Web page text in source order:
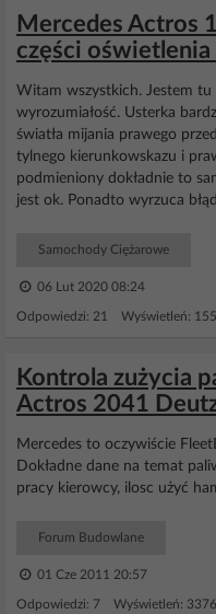
Mercedes Actros
części
Witam wszystkich. Jestem
wyrozumiałość. Usterka
światła mijania prawego
tylnego kierunkowskazu i
podmieniony dokładnie to
jest ok. Ponadto wyrzuca
Samochody Ciężarowe
06 Lut 2020 08:24
Odpowiedzi: 21 Wyświetleń:
Kontrola zużycia
Actros 2041
Mercedes to oczywiście
Dokładne dane na temat
pracy kierowcy, ilosc użyć
Forum Budowlane
01 Cze 2011 20:57
Odpowiedzi: 7 Wyświetleń: 3376